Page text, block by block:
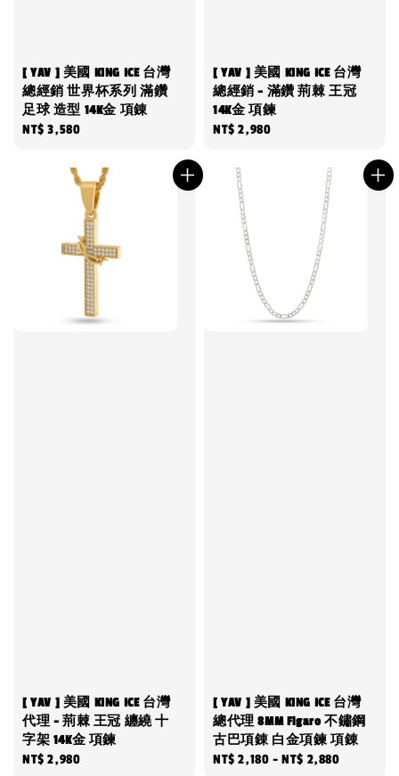
[ YAV ] 美國 KING ICE 台灣
總經銷 世界杯系列 滿鑽
足球 造型 14K金 項錬
Regular
NT$ 3,580
[ YAV ] 美國 KING ICE 台灣
總經銷 - 滿鑽 荊棘 王冠
14K金 項鍊
Regular
NT$ 2,980
[ YAV ] 美國 KING ICE 台灣
代理 - 荊棘 王冠 纏繞 十
字架 14K金 項鍊
Regular
NT$ 2,980
[ YAV ] 美國 KING ICE 台灣
總代理 8MM Figaro 不鏽鋼
古巴項錬 白金項鍊 項錬
Regular
NT$ 2,180 -NT$ 2,880